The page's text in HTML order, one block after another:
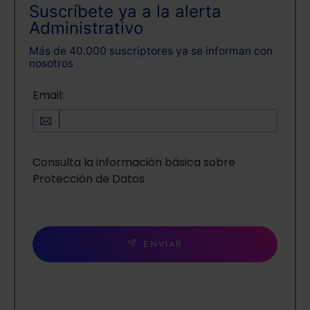
Suscríbete ya a la alerta
Administrativo
Más de 40.000 suscriptores ya se informan con
nosotros
Email:
Consulta la información básica sobre
Protección de Datos
ENVIAR